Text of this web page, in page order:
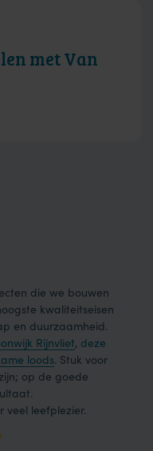
met Van
die we bouwen
kwaliteitseisen
en duurzaamheid.
Rijnvliet, deze
loods. Stuk voor
op de goede
veel leefplezier.